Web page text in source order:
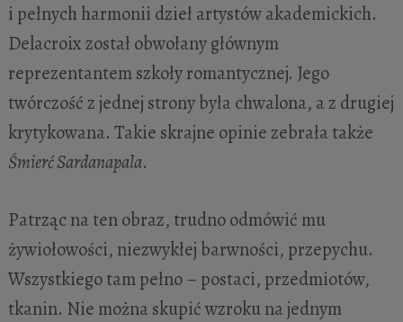
i pełnych harmonii dzieł artystów akademickich.
Delacroix został obwołany głównym
reprezentantem szkoły romantycznej. Jego
twórczość z jednej strony była chwalona, a z drugiej
krytykowana. Takie skrajne opinie zebrała także
Śmierć Sardanapala.
Patrząc na ten obraz, trudno odmówić mu
żywiołowości, niezwykłej barwności, przepychu.
Wszystkiego tam pełno – postaci, przedmiotów,
tkanin. Nie można skupić wzroku na jednym